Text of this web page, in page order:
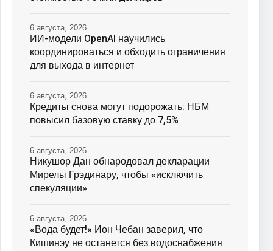
ИИ-модели OpenAI научились
координироваться и обходить ограничения
для выхода в интернет
6 августа, 2026
Кредиты снова могут подорожать: НБМ
повысил базовую ставку до 7,5%
6 августа, 2026
Никушор Дан обнародовал декларации
Мирелы Грэдинару, чтобы «исключить
спекуляции»
6 августа, 2026
«Вода будет!» Ион Чебан заверил, что
Кишинэу не останется без водоснабжения
6 августа, 2026